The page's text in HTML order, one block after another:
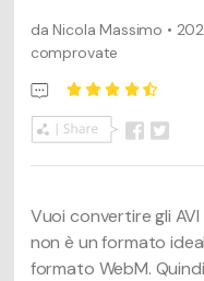
da Nicola Massimo •
comprovate
Vuoi convertire gli
non è un formato
formato WebM.